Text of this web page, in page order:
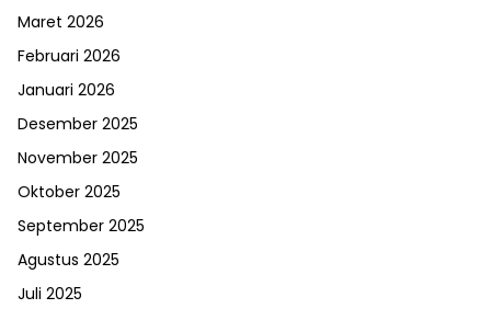
Maret 2026
Februari 2026
Januari 2026
Desember 2025
November 2025
Oktober 2025
September 2025
Agustus 2025
Juli 2025